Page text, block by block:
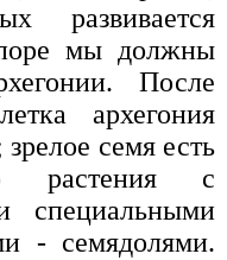
развивается
мы должны
После
архегония
семя есть
растения с
специальными
- семядолями.